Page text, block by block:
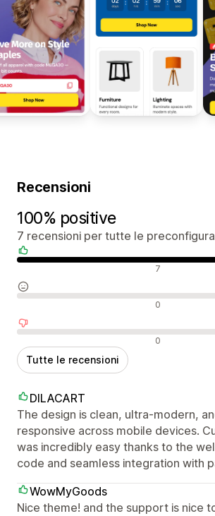
Recensioni
100% positive
7 recensioni per tutte le
7
0
0
Tutte le recensioni
DILACART
The design is clean, ultra-modern,
responsive across mobile devices.
was incredibly easy thanks to the
code and seamless integration with
WowMyGoods
Nice theme! and the support is nice